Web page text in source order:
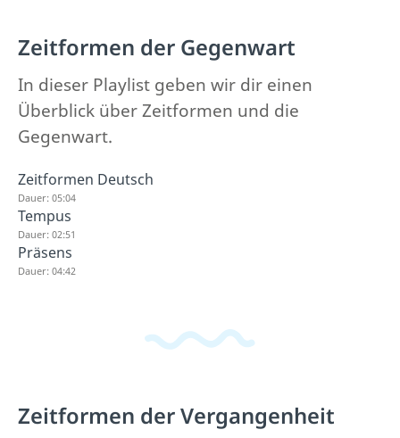
Zeitformen der Gegenwart
In dieser Playlist geben wir dir einen
Überblick über Zeitformen und die
Gegenwart.
Zeitformen Deutsch
Dauer: 05:04
Tempus
Dauer: 02:51
Präsens
Dauer: 04:42
Zeitformen der Vergangenheit